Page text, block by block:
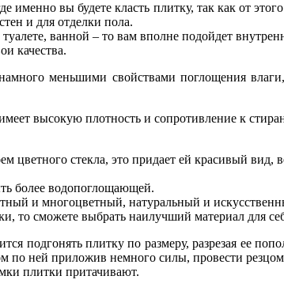
именно вы будете класть плитку, так как от
и для отделки пола.
ванной – то вам вполне подойдет
качества.
меньшими свойствами поглощения
высокую плотность и сопротивление к
цветного стекла, это придает ей красивый вид,
более водопоглощающей.
и многоцветный, натуральный и
то сможете выбрать наилучший материал для
подгонять плитку по размеру, разрезая ее
ней приложив немного силы, провести
плитки притачивают.